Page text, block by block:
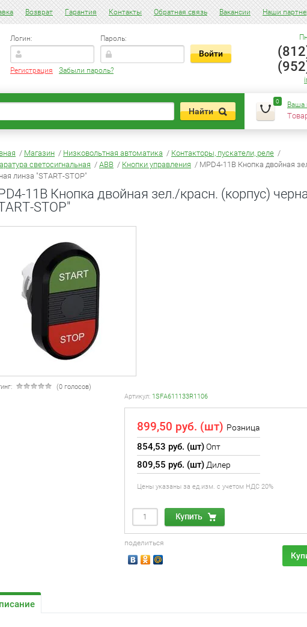
Возврат Гарантия Контакты Обратная связь Вакансии Наши
Логин: Пароль:
Регистрация Забыли пароль?
0 Ваша
/ Магазин / Низковольтная автоматика / Контакторы, пускатели, реле /
светосигнальная / ABB / Кнопки управления / MPD4-11B Кнопка двойная
линза "START-STOP"
11B Кнопка двойная зел./красн. (корпус)
STOP"
(0 голосов)
Артикул: 1SFA611133R1106
899,50 руб. (шт) Розница
854,53 руб. (шт)Опт
809,55 руб. (шт) Дилер
Цены указаны за ед.изм. с учетом НДС 20%
поделиться